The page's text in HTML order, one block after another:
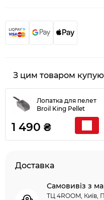
З цим товаром
Лопатка для пелет
Broil King Pellet
1 490 ₴
Доставка
Самовивіз з
ТЦ 4ROOM, Київ,